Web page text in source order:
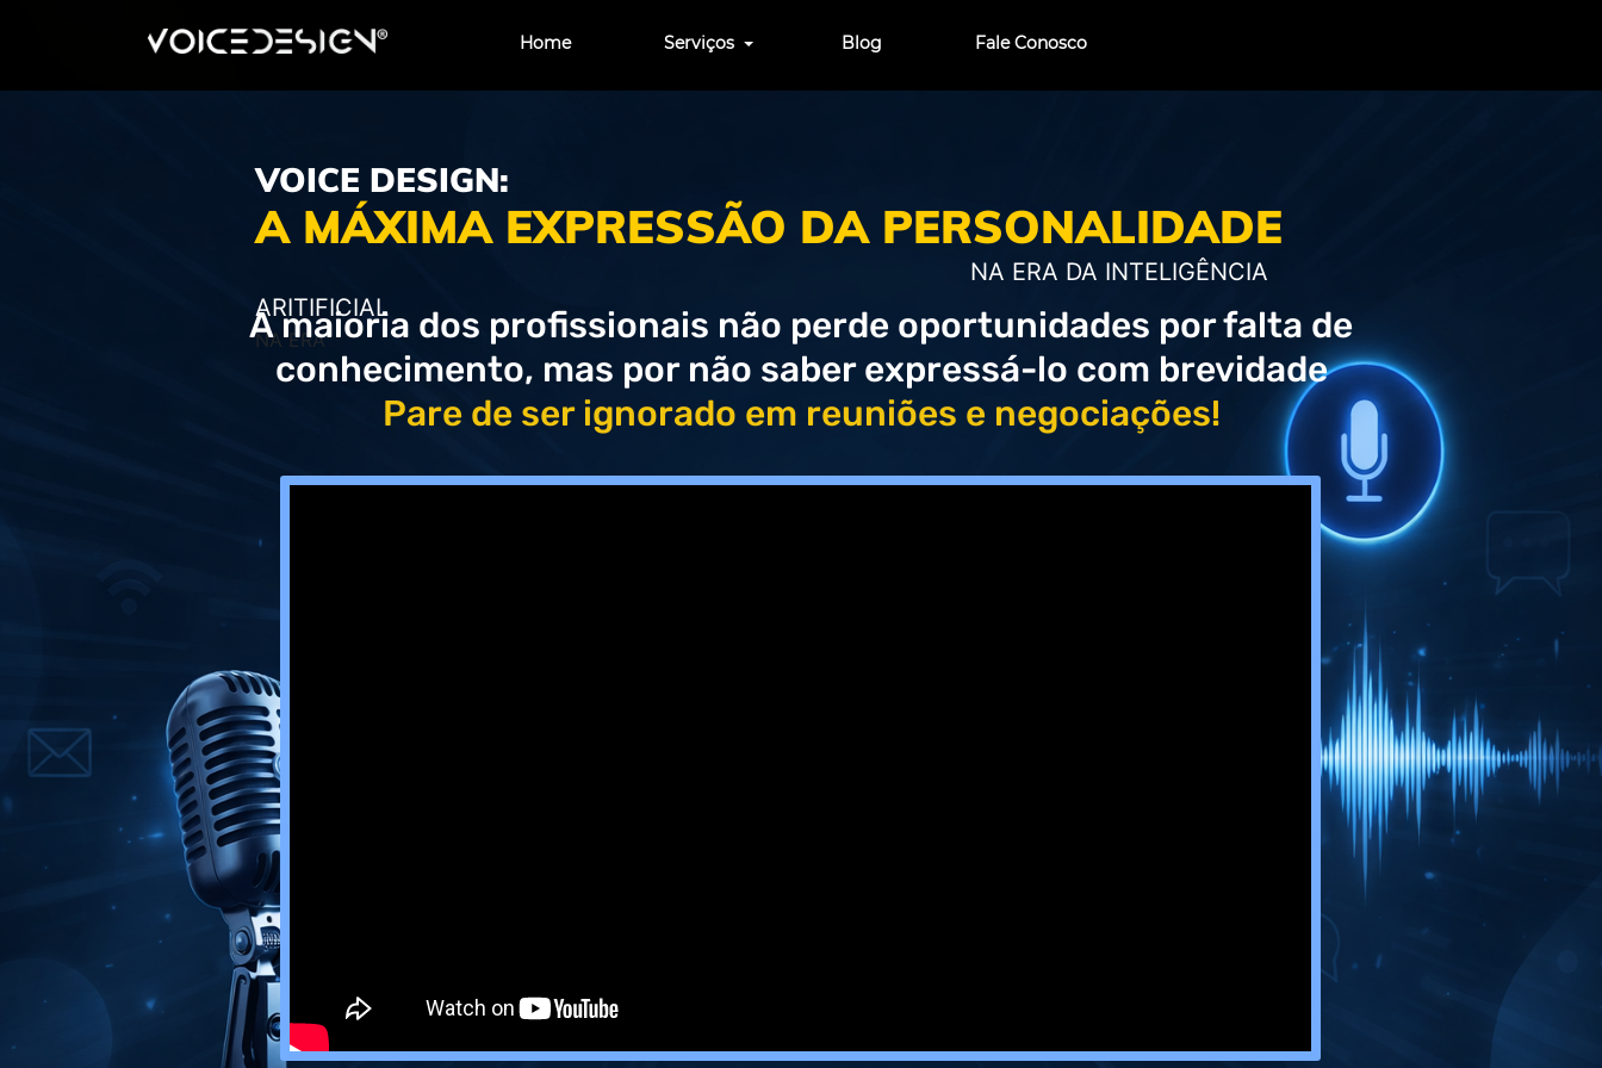
Home Serviços Blog Fale Conosco
VOICE DESIGN:
A MÁXIMA EXPRESSÃO DA PERSONALIDADE
NA ERA DA INTELIGÊNCIA
ARITIFICIAL
NA ERA
Amaioria dos profissionais não perde oportunidades por falta de
conhecimento, mas por não saber expressá-lo com brevidade
Pare de ser ignorado em reuniões e negociações!